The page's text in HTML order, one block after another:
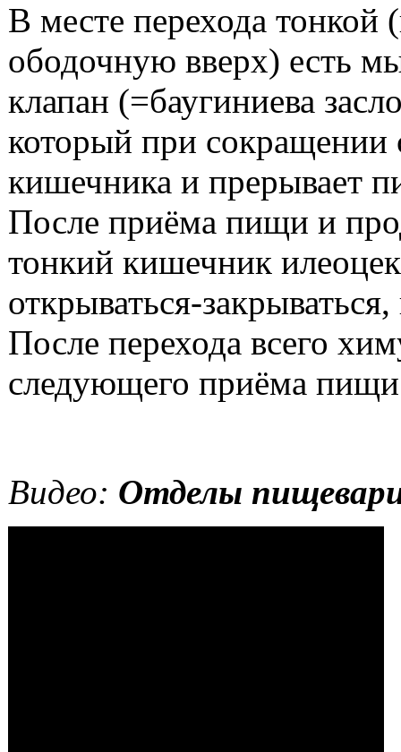
В месте перехода
ободочную вверх) есть
клапан (=баугиниева
который при сокращении
кишечника и прерывает
После приёма пищи и
тонкий кишечник
открываться-
После перехода всего
следующего приёма
Видео: Отделы